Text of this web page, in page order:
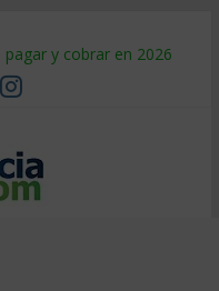
y cobrar en 2026
sale tan caro
auditarla a tiempo
qué hacer
segmentarlo y venderle